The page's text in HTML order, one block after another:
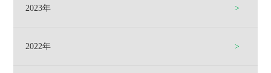
2023年
2022年